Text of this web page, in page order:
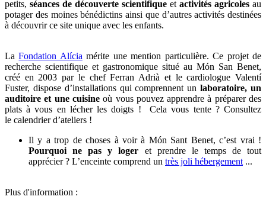
petits, séances de découverte scientifique et activités agricoles au
potager des moines bénédictins ainsi que d’autres activités destinées
à découvrir ce site unique avec les enfants.
LaFondation Alícia mérite une mention particulière. Ce projet de
recherche scientifique et gastronomique situé au Món San Benet,
créé en 2003 par le chef Ferran Adrià et le cardiologue Valentí
Fuster, dispose d’installations qui comprennent unlaboratoire, un
auditoire et une cuisineoù vous pouvez apprendre à préparer des
plats à vous en lécher les doigts ! Cela vous tente ? Consultez
le calendrier d’ateliers !
Il y a trop de choses à voir à Món Sant Benet, c’est vrai !
Pourquoi ne pas y loger et prendre le temps de tout
apprécier ? L’enceinte comprend un très joli hébergement ...
Plus d'information :